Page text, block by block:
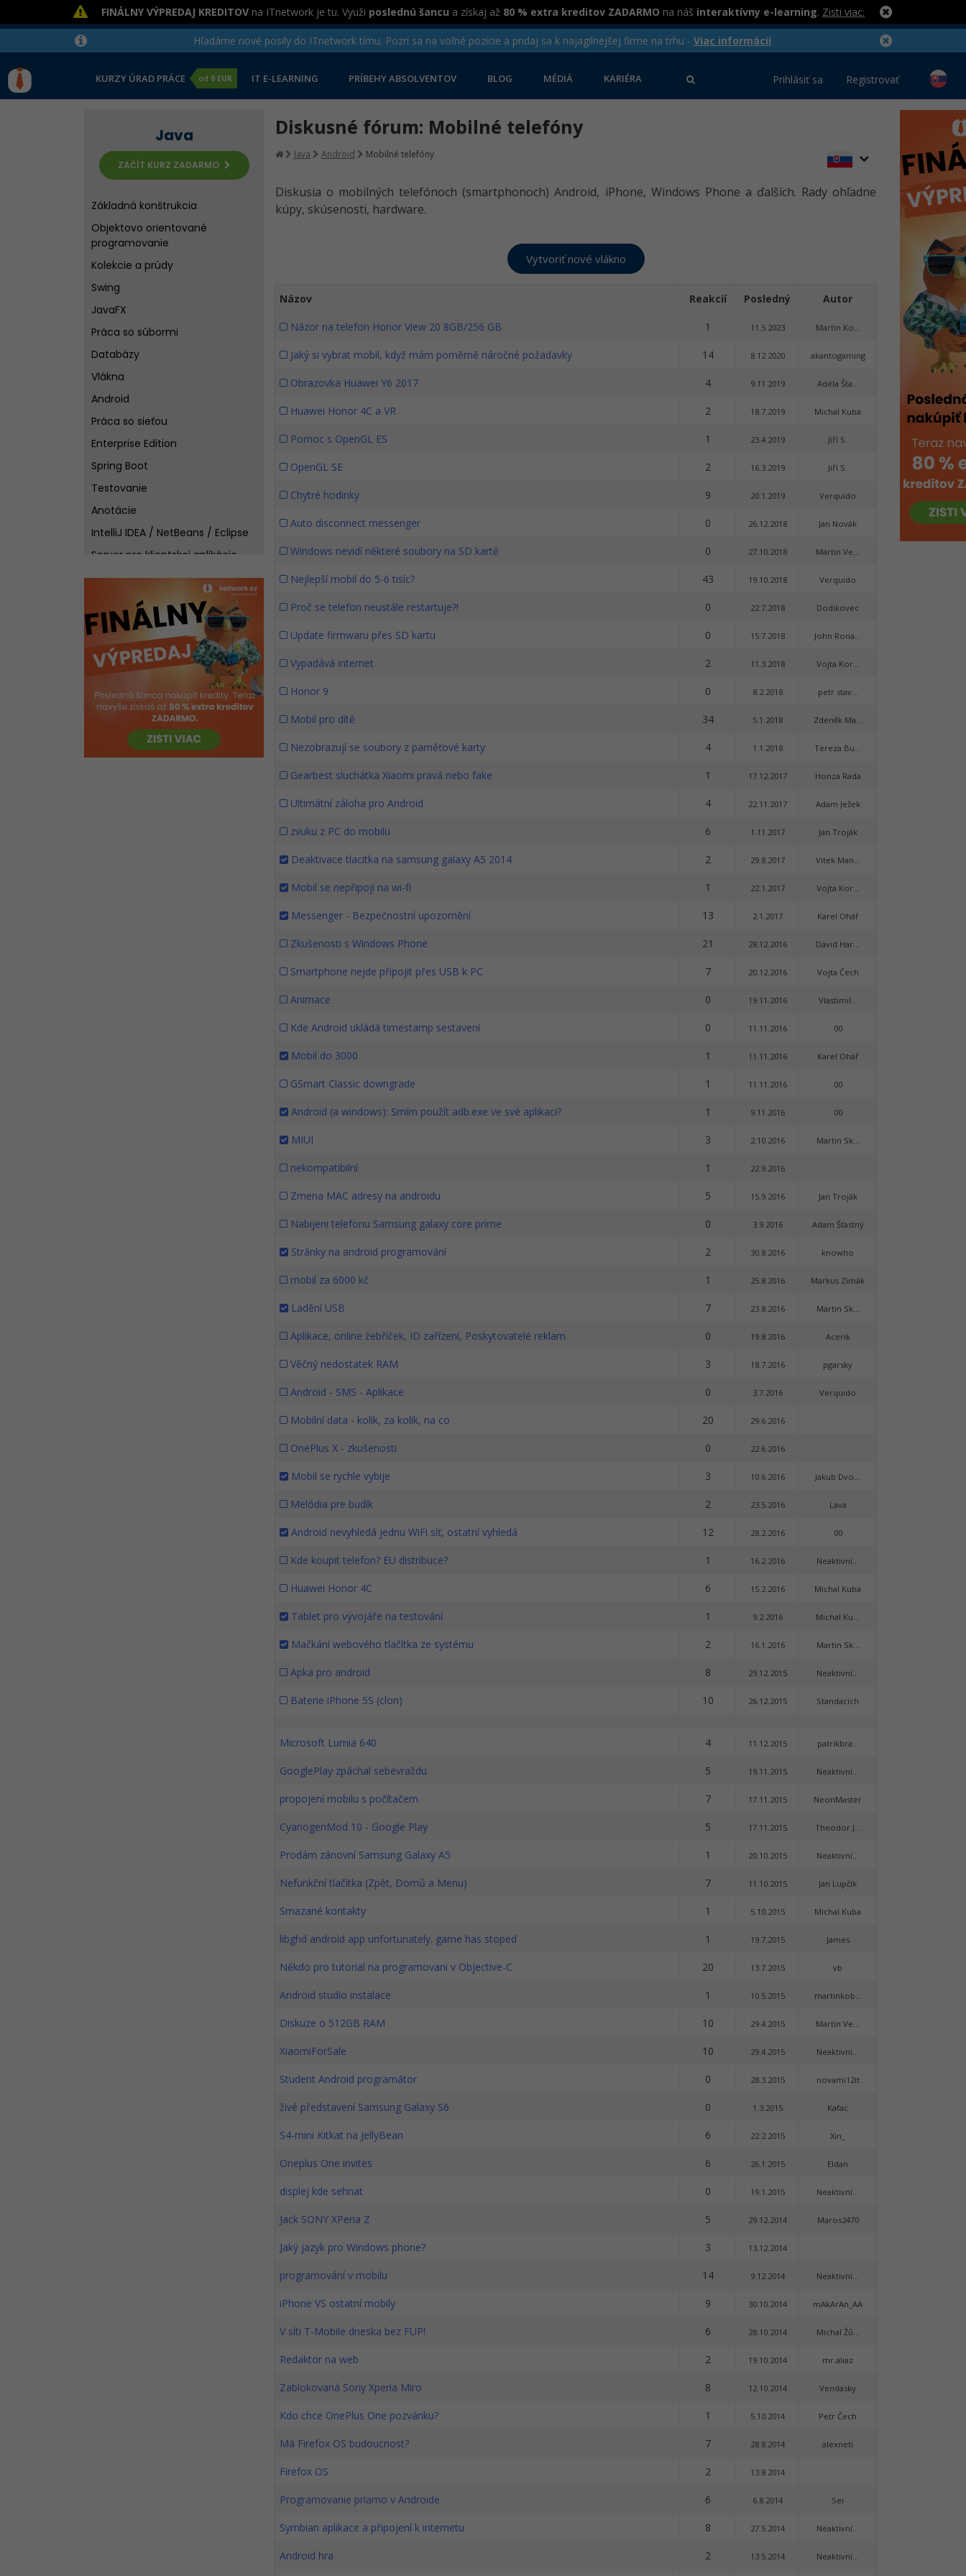
FINÁLNY VÝPREDAJ KREDITOV na ITnetwork je tu. Využi poslednú šancu a získaj až 80 % extra kreditov ZADARMO na náš interaktívny e-learning. Zisti viac:
Hľadáme nové posily do ITnetwork tímu. Pozri sa na voľné pozície a pridaj sa k najagilnejšej firme na trhu - Viac informácií.
KURZY ÚRAD PRÁCE od 0 EUR IT E-LEARNING PRÍBEHY ABSOLVENTOV BLOG MÉDIÁ KARIÉRA Prihlásiť sa Registrovať
Java
ZAČÍT KURZ ZADARMO
Základná konštrukcia
Objektovo orientované
programovanie
Kolekcie a prúdy
Swing
JavaFX
Práca so súbormi
Databázy
Vlákna
Android
Práca so sieťou
Enterprise Edition
Spring Boot
Testovanie
Anotácie
IntelliJ IDEA / NetBeans / Eclipse
Server pre klientskej aplikácie
JNI
Pre pokročilých
Minecraft Modding
Lego NXT
Online test znalostí Java
Moduly
Diskusné fórum: Mobilné telefóny
Java Android Mobilné telefóny
Diskusia o mobilných telefónoch (smartphonoch) Android, iPhone, Windows Phone a ďalších. Rady ohľadne
kúpy, skúsenosti, hardware.
Názov Reakcií Posledný Autor
Názor na telefon Honor View 20 8GB/256 GB 1 11.5.2023 Martin Ko...
Jaký si vybrat mobil, když mám poměrně náročné požadavky 14 8.12.2020 akantogaming
Obrazovka Huawei Y6 2017 4 9.11.2019 Adéla Šta...
Huawei Honor 4C a VR 2 18.7.2019 Michal Kuba
Pomoc s OpenGL ES 1 23.4.2019 Jiří S.
OpenGL SE 2 16.3.2019 Jiří S.
Chytré hodinky 9 20.1.2019 Verquido
Auto disconnect messenger 0 26.12.2018 Jan Novák
Windows nevidí některé soubory na SD kartě 0 27.10.2018 Martin Ve...
Nejlepší mobil do 5-6 tisíc? 43 19.10.2018 Verquido
Proč se telefon neustále restartuje?! 0 22.7.2018 Dodikovec
Update firmwaru přes SD kartu 0 15.7.2018 John Rona...
Vypadává internet 2 11.3.2018 Vojta Kor...
Honor 9 0 8.2.2018 petr stav...
Mobil pro dítě 34 5.1.2018 Zdeněk Ma...
Nezobrazují se soubory z paměťové karty 4 1.1.2018 Tereza Bu...
Gearbest sluchátka Xiaomi pravá nebo fake 1 17.12.2017 Honza Rada
Ultimátní záloha pro Android 4 22.11.2017 Adam Ježek
zvuku z PC do mobilu 6 1.11.2017 Jan Troják
Deaktivace tlacitka na samsung galaxy A5 2014 2 29.8.2017 Vitek Man...
Mobil se nepřipojí na wi-fi 1 22.1.2017 Vojta Kor...
Messenger - Bezpečnostní upozornění 13 2.1.2017 Karel Ohář
Zkušenosti s Windows Phone 21 28.12.2016 David Har...
Smartphone nejde připojit přes USB k PC 7 20.12.2016 Vojta Čech
Animace 0 19.11.2016 Vlastimil...
Kde Android ukládá timestamp sestavení 0 11.11.2016 00
Mobil do 3000 1 11.11.2016 Karel Ohář
GSmart Classic downgrade 1 11.11.2016 00
Android (a windows): Smím použít adb.exe ve své aplikaci? 1 9.11.2016 00
MIUI 3 2.10.2016 Martin Sk...
nekompatibilní 1 22.9.2016
Zmena MAC adresy na androidu 5 15.9.2016 Jan Troják
Nabijeni telefonu Samsung galaxy core prime 0 3.9.2016 Adam Šťastný
Stránky na android programování 2 30.8.2016 knowho
mobil za 6000 kč 1 25.8.2016 Markus Zimák
Ladění USB 7 23.8.2016 Martin Sk...
Aplikace, online žebříček, ID zařízení, Poskytovatelé reklam 0 19.8.2016 Acerik
Věčný nedostatek RAM 3 18.7.2016 pgarsky
Android - SMS - Aplikace 0 3.7.2016 Verquido
Mobilní data - kolik, za kolik, na co 20 29.6.2016
OnePlus X - zkušenosti 0 22.6.2016
Mobil se rychle vybije 3 10.6.2016 Jakub Dvo...
Melódia pre budík 2 23.5.2016 Lava
Android nevyhledá jednu WiFi síť, ostatní vyhledá 12 28.2.2016 00
Kde koupit telefon? EU distribuce? 1 16.2.2016 Neaktivní...
Huawei Honor 4C 6 15.2.2016 Michal Kuba
Tablet pro vývojáře na testování 1 9.2.2016 Michal Ku...
Mačkání webového tlačítka ze systému 2 16.1.2016 Martin Sk...
Apka pro android 8 29.12.2015 Neaktivní...
Baterie iPhone 5S (clon) 10 26.12.2015 Standacich
Microsoft Lumia 640 4 11.12.2015 patrikbra...
GooglePlay zpáchal sebevraždu 5 19.11.2015 Neaktivní...
propojení mobilu s počítačem 7 17.11.2015 NeonMaster
CyanogenMod 10 - Google Play 5 17.11.2015 Theodor J...
Prodám zánovní Samsung Galaxy A5 1 20.10.2015 Neaktivní...
Nefunkční tlačítka (Zpět, Domů a Menu) 7 11.10.2015 Jan Lupčík
Smazané kontakty 1 5.10.2015 Michal Kuba
libghd android app unfortunately. game has stoped 1 19.7.2015 James
Někdo pro tutorial na programovani v Objective-C 20 13.7.2015 vb
Android studio instalace 1 10.5.2015 martinkob...
Diskuze o 512GB RAM 10 29.4.2015 Martin Ve...
XiaomiForSale 10 29.4.2015 Neaktivní...
Student Android programátor 0 28.3.2015 novami12it
živé představení Samsung Galaxy S6 0 1.3.2015 Kafac
S4-mini Kitkat na JellyBean 6 22.2.2015 Xin_
Oneplus One invites 6 26.1.2015 Eldan
displej kde sehnat 0 19.1.2015 Neaktivní...
Jack SONY XPeria Z 5 29.12.2014 Maros2470
Jaký jazyk pro Windows phone? 3 13.12.2014
programování v mobilu 14 9.12.2014 Neaktivní...
iPhone VS ostatní mobily 9 30.10.2014 mAkArAn_AA
V síti T-Mobile dneska bez FUP! 6 28.10.2014 Michal Žů...
Redaktor na web 2 19.10.2014 mr.aliaz
Zablokovaná Sony Xperia Miro 8 12.10.2014 Vendasky
Kdo chce OnePlus One pozvánku? 1 5.10.2014 Petr Čech
Má Firefox OS budoucnost? 7 28.8.2014 alexneti
Firefox OS 2 13.8.2014
Programovanie priamo v Androide 6 6.8.2014 Sei
Symbian aplikace a připojení k internetu 8 27.5.2014 Neaktivní...
Android hra 2 13.5.2014 Neaktivní...